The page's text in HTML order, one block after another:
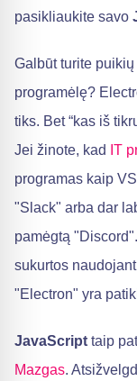
pasikliaukite savo
Galbūt turite
programėlę?
tiks. Bet “kas iš
Jei žinote, kad IT
programas kaip VS
"Slack" arba dar
pamėgtą
sukurtos
"Electron" yra
JavaScript taip
Mazgas.